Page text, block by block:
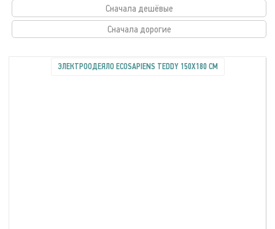
Сначала дешёвые
Сначала дорогие
ЭЛЕКТРООДЕЯЛО ECOSAPIENS TEDDY 150Х180 СМ